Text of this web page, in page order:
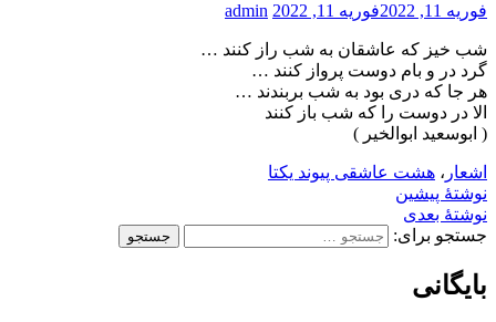
فوریه 11, 2022 فوریه 11, 2022 admin
شب خیز که عاشقان به شب راز کنند …
گرد در و بام دوست پرواز کنند …
هر جا که دری بود به شب بربندند …
الا در دوست را که شب باز کنند
( ابوسعید ابوالخیر )
اشعار ، هشت عاشقی پیوند یکتا
نوشتهٔ پیشین
نوشتهٔ بعدی
جستجو برای:
بایگانی